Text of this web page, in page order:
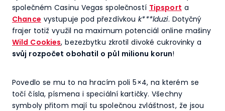
společném Casinu Vegas společností Tipsport a
Chance vystupuje pod přezdívkouk***lduzi. Dotyčný
frajer totiž využil na maximum potenciál online mašiny
Wild Cookies, bezezbytku zkrotil divoké cukrovinky a
svůj rozpočet obohatil o půl milionu korun!
Povedlo se mu to na hracím poli 5×4, na kterém se
točí čísla, písmena i speciální kartičky. Všechny
symboly přitom mají tu společnou zvláštnost, že jsou